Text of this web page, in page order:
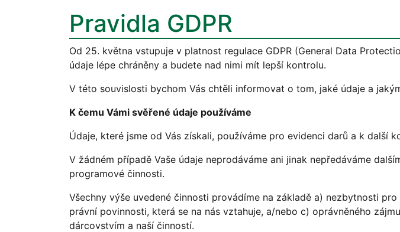
Pravidla GDPR
Od 25. května vstupuje v platnost regulace GDPR (General Data
údaje lépe chráněny a budete nad nimi mít lepší kontrolu.
V této souvislosti bychom Vás chtěli informovat o tom, jaké údaje a
K čemu Vámi svěřené údaje používáme
Údaje, které jsme od Vás získali, používáme pro evidenci darů a k
V žádném případě Vaše údaje neprodáváme ani jinak nepředáváme
programové činnosti.
Všechny výše uvedené činnosti provádíme na základě a) nezbytnosti
právní povinnosti, která se na nás vztahuje, a/nebo c) oprávněného
dárcovstvím a naší činností.